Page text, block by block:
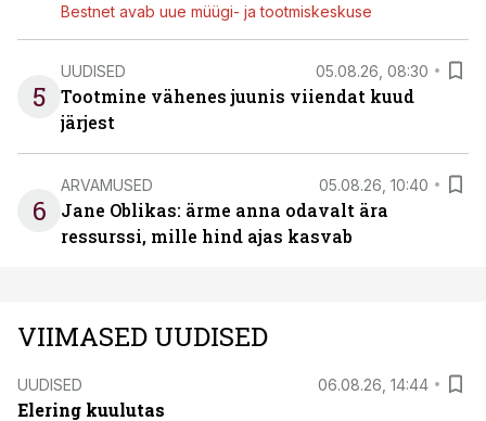
Bestnet avab uue müügi- ja tootmiskeskuse
5
UUDISED 05.08.26, 08:30
Tootmine vähenes juunis viiendat kuud
järjest
6
ARVAMUSED 05.08.26, 10:40
Jane Oblikas: ärme anna odavalt ära
ressurssi, mille hind ajas kasvab
VIIMASED UUDISED
UUDISED 06.08.26, 14:44
Elering kuulutas